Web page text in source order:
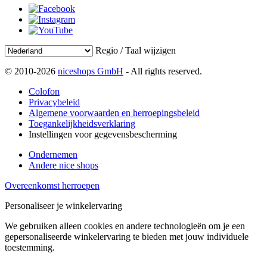
Regio / Taal wijzigen
© 2010-2026 niceshops GmbH - All rights reserved.
Colofon
Privacybeleid
Algemene voorwaarden en herroepingsbeleid
Toegankelijkheidsverklaring
Instellingen voor gegevensbescherming
Ondernemen
Andere nice shops
Overeenkomst herroepen
Personaliseer je winkelervaring
We gebruiken alleen cookies en andere technologieën om je een
gepersonaliseerde winkelervaring te bieden met jouw individuele
toestemming.